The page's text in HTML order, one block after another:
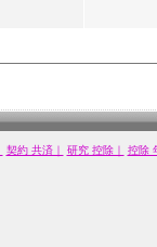
契約 共済｜ 研究 控除｜ 控除